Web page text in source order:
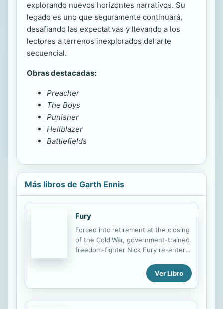
explorando nuevos horizontes narrativos. Su
legado es uno que seguramente continuará,
desafiando las expectativas y llevando a los
lectores a terrenos inexplorados del arte
secuencial.
Obras destacadas:
Preacher
The Boys
Punisher
Hellblazer
Battlefields
Más libros de Garth Ennis
Fury
Forced into retirement at the closing
of the Cold War, government-trained
freedom-fighter Nick Fury re-enters
his help in battling the takeover of a
Ver Libro